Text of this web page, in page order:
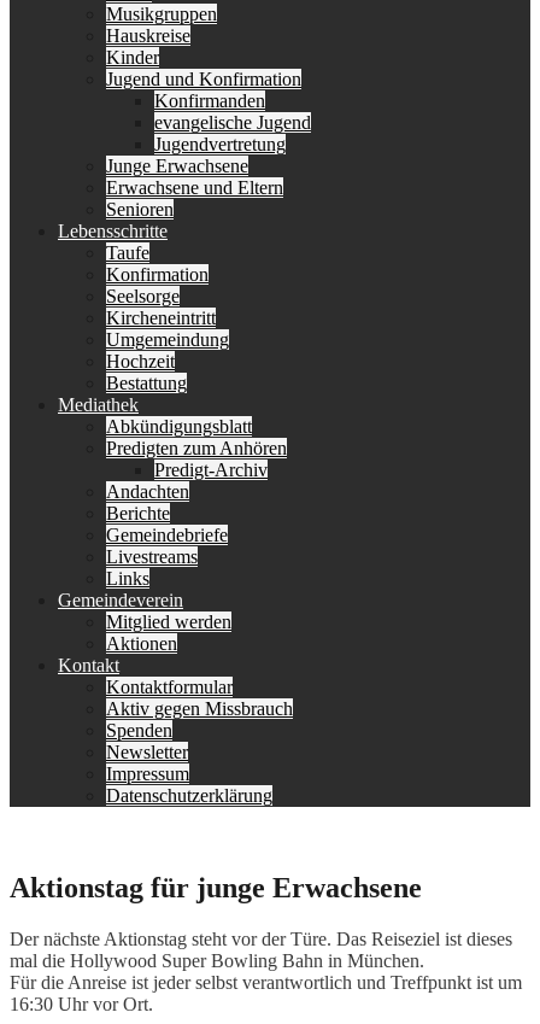
Musikgruppen
Hauskreise
Kinder
Jugend und Konfirmation
Konfirmanden
evangelische Jugend
Jugendvertretung
Junge Erwachsene
Erwachsene und Eltern
Senioren
Lebensschritte
Taufe
Konfirmation
Seelsorge
Kircheneintritt
Umgemeindung
Hochzeit
Bestattung
Mediathek
Abkündigungsblatt
Predigten zum Anhören
Predigt-Archiv
Andachten
Berichte
Gemeindebriefe
Livestreams
Links
Gemeindeverein
Mitglied werden
Aktionen
Kontakt
Kontaktformular
Aktiv gegen Missbrauch
Spenden
Newsletter
Impressum
Datenschutzerklärung
Aktionstag für junge Erwachsene
Der nächste Aktionstag steht vor der Türe. Das Reiseziel ist dieses
mal die Hollywood Super Bowling Bahn in München.
Für die Anreise ist jeder selbst verantwortlich und Treffpunkt ist um
16:30 Uhr vor Ort.